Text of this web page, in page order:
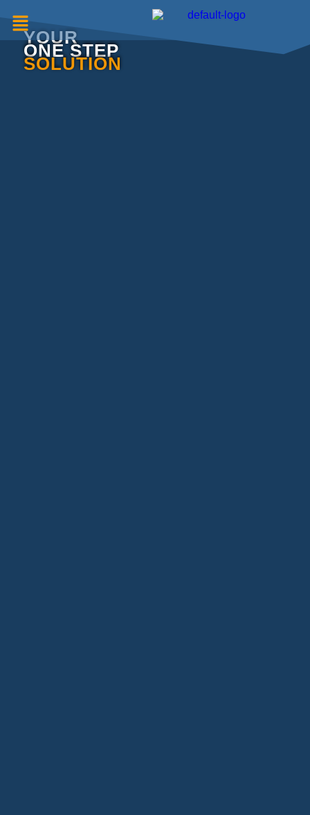
YOUR
ONE STEP
SOLUTION